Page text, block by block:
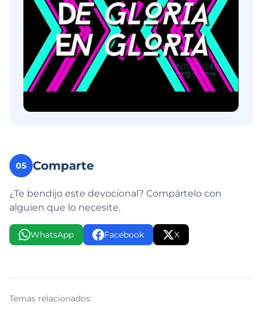
05 Comparte
¿Te bendijo este devocional? Compártelo con
alguien que lo necesite.
WhatsApp Facebook X
Temas relacionados: